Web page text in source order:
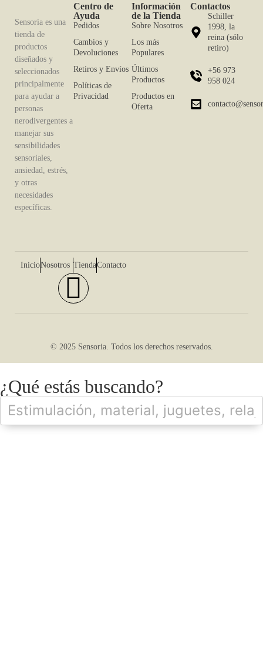
Sensoria es una
tienda de
productos
diseñados y
seleccionados
principalmente
para ayudar a
personas
nerodivergentes a
manejar sus
sensibilidades
sensoriales,
ansiedad, estrés,
y otras
necesidades
específicas.
Centro de
Ayuda
Pedidos
Cambios y
Devoluciones
Retiros y Envíos
Políticas de
Privacidad
Información
de la Tienda
Sobre Nosotros
Los más
Populares
Últimos
Productos
Productos en
Oferta
Contactos
Schiller
1998, la
reina (sólo
retiro)
+56 973
958 024
InicioNosotros TiendaContacto
© 2025 Sensoria. Todos los derechos reservados.
¿Qué estás buscando?